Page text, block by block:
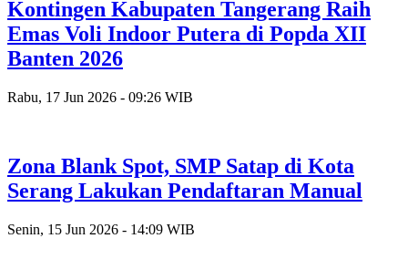
Kontingen Kabupaten Tangerang Raih
Emas Voli Indoor Putera di Popda XII
Banten 2026
Rabu, 17 Jun 2026 - 09:26 WIB
Zona Blank Spot, SMP Satap di Kota
Serang Lakukan Pendaftaran Manual
Senin, 15 Jun 2026 - 14:09 WIB